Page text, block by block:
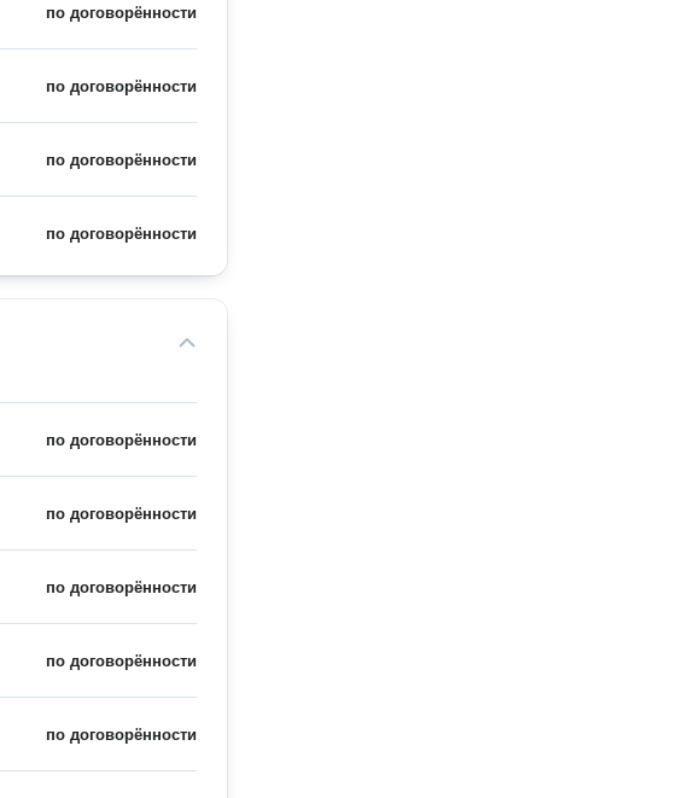
по договорённости
по договорённости
по договорённости
по договорённости
по договорённости
по договорённости
по договорённости
по договорённости
по договорённости